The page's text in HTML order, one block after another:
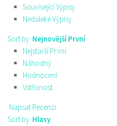
Související Výpisy
Nedaleké Výpisy
Sort by: Nejnovější První
Nejstarší První
Náhodný
Hodnocení
Vstřícnost
Napsat Recenzi
Sort by: Hlasy